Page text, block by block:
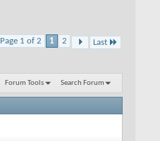
Page 1 of 2 1 2 Last
Forum Tools Search Forum